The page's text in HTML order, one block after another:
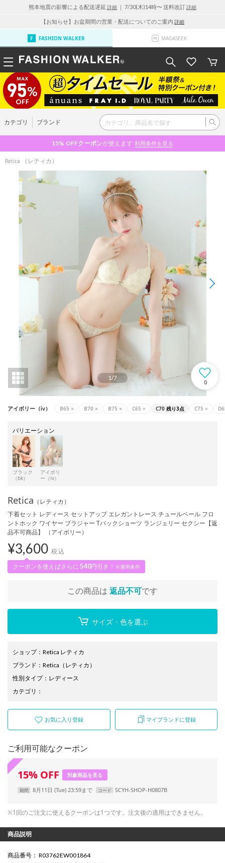
熊本地震の影響による配送遅延 詳細 ｜ 7/30(木)14時〜 送料改訂詳細
【お知らせ】お盆期間の営業・配送についてのご案内 詳細
FASHION WALKER MAGASEEK
カテゴリ ブランド
15% OFFクーポンが使えます 利用条件を見る
Retica （レティカ）
1/7
0
アイボリー（iv） B65 × B70 × B75 × C65 × C70 残り3点 C75 ×
バリエーション
ブラック
（bk）
アイボリ
ー（iv）
Retica （レティカ）
下着セット レディース セットアップ エレガントレース チュールベール フロ
ントホック ワイヤー ブラジャー Tバックショーツ ランジェリー セクシー【返
品不可商品】 （アイボリー）
¥3,600 税込
クーポンを使えばさらに 540円引き！ ※適用条件
この商品は 返品不可です
サイズ・色を選ぶ
ショップ： Retica レティカ
ブランド ： Retica （レティカ）
性別タイプ： レディース
カテゴリ ：
お気に入り登録 マイブランドに登録
ご利用可能なクーポン
15% OFF 対象商品を見る
期間 8月11日 (Tue) 23:59まで コード SCYH-SHOP-H0807B
※1回のご注文に使えるクーポンは1つです。注文後の適用はできません。
商品説明
商品番号 ： R03762EW001864